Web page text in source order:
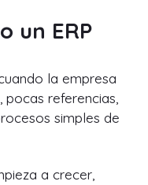
un ERP
la empresa
referencias,
simples de
a crecer,